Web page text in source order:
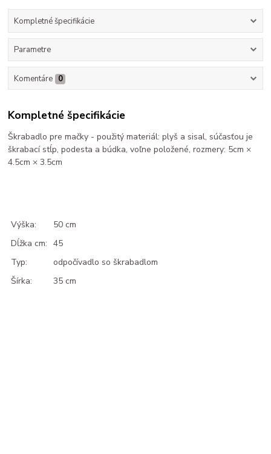
Kompletné špecifikácie
Parametre
Komentáre 0
Kompletné špecifikácie
Škrabadlo pre mačky - použitý materiál: plyš a sisal, súčasťou je
škrabací stĺp, podesta a búdka, voľne položené, rozmery: 5cm ×
4.5cm × 3.5cm
Výška:
50 cm
Dĺžka cm: 45
Typ:
odpočívadlo so škrabadlom
Šírka:
35 cm